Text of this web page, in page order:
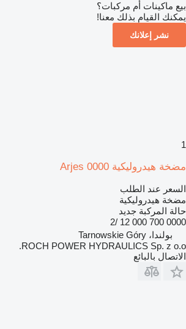
بيع ماكينات أم مركبات؟
يمكنك القيام بذلك معنا!
نشر إعلانك
1
مضخة هيدروليكية Arjes 0000
السعر عند الطلب
مضخة هيدروليكية
حالة المركبة جديد
0000 700 000 12 /2
بولندا، Tarnowskie Góry
ROCH POWER HYDRAULICS Sp. z o.o.
الاتصال بالبائع